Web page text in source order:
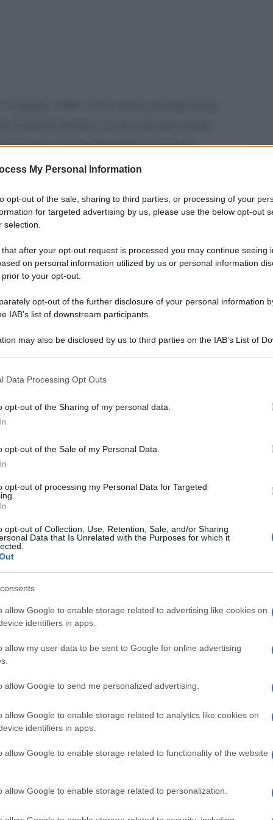
My Personal Information
opt-out of the sale, sharing to third parties, or processing of your
for targeted advertising by us, please use the below opt-out
selection.
that after your opt-out request is processed you may continue seeing
on personal information utilized by us or personal information
to your opt-out.
opt-out of the further disclosure of your personal information
IAB’s list of downstream participants.
may also be disclosed by us to third parties on the IAB’s List of
including but not limited to your visit or usage behaviour. You may click
to Google and its third-party tags to use your data for below specified
consent section.
Data Processing Opt Outs
opt-out of the Sharing of my personal data.
opt-out of the Sale of my Personal Data.
opt-out of processing my Personal Data for Targeted
opt-out of Collection, Use, Retention, Sale, and/or Sharing
Data that Is Unrelated with the Purposes for which it
allow Google to enable storage related to advertising like cookies on
identifiers in apps.
allow my user data to be sent to Google for online advertising
allow Google to send me personalized advertising.
allow Google to enable storage related to analytics like cookies on
identifiers in apps.
allow Google to enable storage related to functionality of the website
allow Google to enable storage related to personalization.
il padre, maresciallo della Guardia di
ai valichi dell’ex Jugoslavia. Poi, i Renga si
di provenienza della mamma Jolanda,
dimostrando attitudine per lo studio, la lettura
con gli amici. La sua carriera prende il
Carini assieme ad amici costituisce il
è quello fra band bresciane denominato
presenza scenica e a quel concorso è
a segnare la biografia di Renga, gli allora
“Timoria”. Fra la giovane band
ed in un breve lasso di tempo si
di Sanremo 1991 dove vincono il Premio
Pedrini. E’ del 2000 il suo ritorno sulle
il suo nome. Un album che, a sentire le
ancora del tutto le sue potenzialità. Renga si
alla partecipazione al Festival di
che gli vale il Premio della Critica.
esce nel 2002
partecipazione a Sanremo in veste di Big, con
ci soffermiamo, perché la canzone è
di Sardegna. Un tentativo quello di
morte, pur con la paura di perdere il
di mia mamma è durata tre anni: è
diciannovesimo compleanno. Anni in cui, di
ma lei non ha mai vissuto momenti
che è stato molto difficile. Lei cercava di
mia sorella gemella, mio fratello
mai occupato delle questioni domestiche.
Il
La